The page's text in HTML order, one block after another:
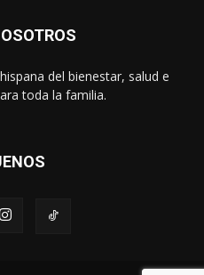
del bienestar, salud e
toda la familia.